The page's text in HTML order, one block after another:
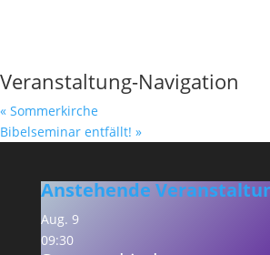
Veranstaltung-Navigation
« Sommerkirche
Bibelseminar entfällt! »
Anstehende
Aug. 9
09:30